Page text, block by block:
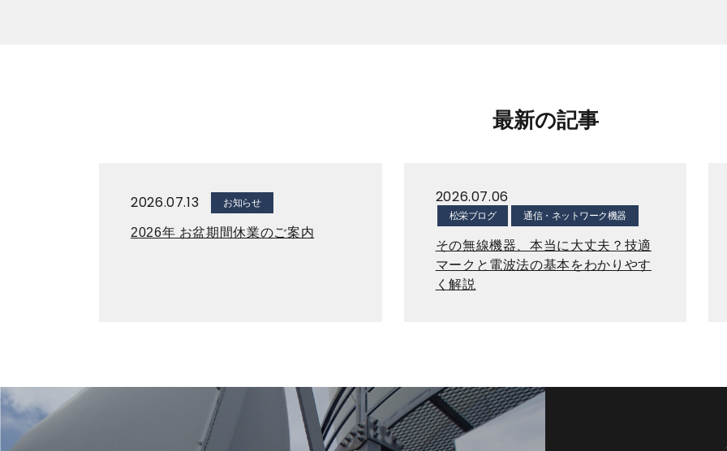
最新の記事
2026.07.13 お知らせ
2026年 お盆期間休業のご案内
2026.07.06
松栄ブログ 通信・ネットワーク機器
その無線機器、本当に大丈夫？技適
マークと電波法の基本をわかりやす
く解説